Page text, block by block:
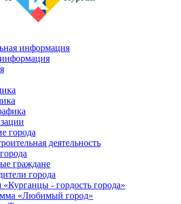
информация
города
деятельность
граждане
города
«Курганцы - гордость города»
«Любимый город»